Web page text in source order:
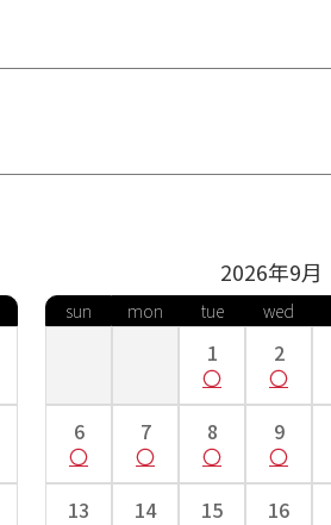
りいただき、以下の表より号数の確認を
13号 15号 17号
～100cm
細欄にて明記されているサイズの着物をお届けさ
2026年9月
sun mon tue wed
1 2
6 7 8 9
13 14 15 16